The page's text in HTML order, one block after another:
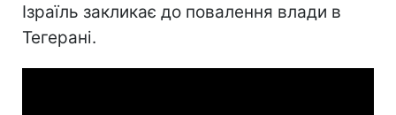
Ізраїль закликає до повалення влади в
Тегерані.